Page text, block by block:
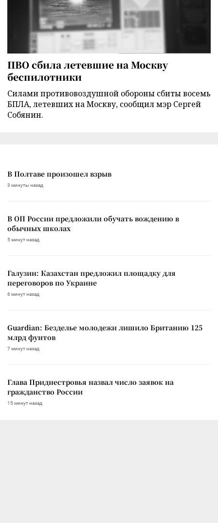
ПВО сбила летевшие на Москву
беспилотники
Силами противовоздушной обороны сбиты восемь
БПЛА, летевших на Москву, сообщил мэр Сергей
Собянин.
В Полтаве произошел взрыв
3 минуты назад
В ОП России предложили обучать вождению в
обычных школах
5 минут назад
Галузин: Казахстан предложил площадку для
переговоров по Украине
6 минут назад
Guardian: Безделье молодежи лишило Британию 125
млрд фунтов
7 минут назад
Глава Приднестровья назвал число заявок на
гражданство России
15 минут назад